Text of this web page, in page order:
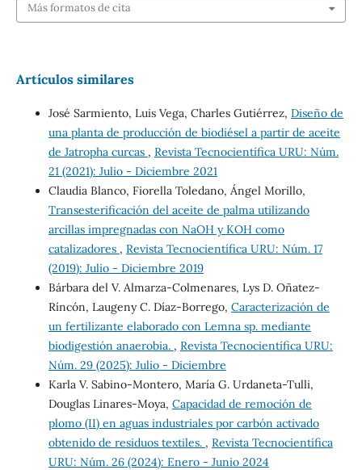
Más formatos de cita
Artículos similares
José Sarmiento, Luis Vega, Charles Gutiérrez, Diseño de
una planta de producción de biodiésel a partir de aceite
de Jatropha curcas , Revista Tecnocientífica URU: Núm.
21 (2021): Julio - Diciembre 2021
Claudia Blanco, Fiorella Toledano, Ángel Morillo,
Transesterificación del aceite de palma utilizando
arcillas impregnadas con NaOH y KOH como
catalizadores , Revista Tecnocientífica URU: Núm. 17
(2019): Julio - Diciembre 2019
Bárbara del V. Almarza-Colmenares, Lys D. Oñatez-
Ríncón, Laugeny C. Díaz-Borrego, Caracterización de
un fertilizante elaborado con Lemna sp. mediante
biodigestión anaerobia. , Revista Tecnocientífica URU:
Núm. 29 (2025): Julio - Diciembre
Karla V. Sabino-Montero, María G. Urdaneta-Tulli,
Douglas Linares-Moya, Capacidad de remoción de
plomo (II) en aguas industriales por carbón activado
obtenido de residuos textiles. , Revista Tecnocientífica
URU: Núm. 26 (2024): Enero - Junio 2024